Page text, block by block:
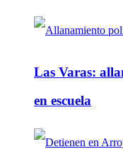
Las Varas:
en escuela